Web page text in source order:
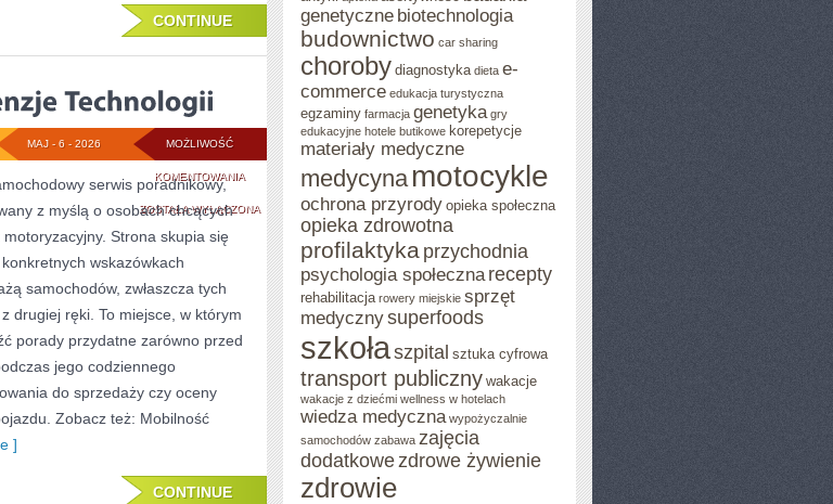
CONTINUE
MOŻLIWOŚĆ
KOMENTOWANIATESTY
I
RECENZJE
TECHNOLOGII
ZOSTAŁA WYŁĄCZONA
MAJ - 6 - 2026
serwis poradnikowy,
z myślą o osobach chcących
Strona skupia się
wskazówkach
samochodów, zwłaszcza tych
drugiej ręki. To miejsce, w którym
porady przydatne zarówno przed
jego codziennego
do sprzedaży czy oceny
Zobacz też: Mobilność
]
CONTINUE
genetyczne biotechnologia
budownictwo car sharing
choroby diagnostyka dieta e-
commerce edukacja turystyczna
egzaminy farmacja genetyka gry
edukacyjne hotele butikowe korepetycje
materiały medyczne
medycyna motocykle
ochrona przyrody opieka społeczna
opieka zdrowotna
profilaktyka przychodnia
psychologia społeczna recepty
rehabilitacja rowery miejskie sprzęt
medycznysuperfoods
szkołaszpital sztuka cyfrowa
transport publiczny wakacje
wakacje z dziećmi wellness w hotelach
wiedza medyczna wypożyczalnie
samochodów zabawa zajęcia
dodatkowezdrowe żywienie
zdrowie